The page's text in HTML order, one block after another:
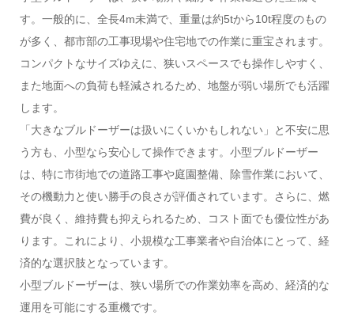
す。一般的に、全長4m未満で、重量は約5tから10t程度のもの
が多く、都市部の工事現場や住宅地での作業に重宝されます。
コンパクトなサイズゆえに、狭いスペースでも操作しやすく、
また地面への負荷も軽減されるため、地盤が弱い場所でも活躍
します。
「大きなブルドーザーは扱いにくいかもしれない」と不安に思
う方も、小型なら安心して操作できます。小型ブルドーザー
は、特に市街地での道路工事や庭園整備、除雪作業において、
その機動力と使い勝手の良さが評価されています。さらに、燃
費が良く、維持費も抑えられるため、コスト面でも優位性があ
ります。これにより、小規模な工事業者や自治体にとって、経
済的な選択肢となっています。
小型ブルドーザーは、狭い場所での作業効率を高め、経済的な
運用を可能にする重機です。